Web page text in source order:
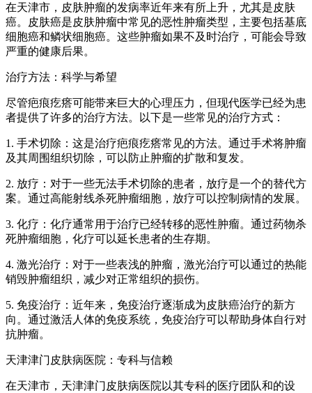
在天津市，皮肤肿瘤的发病率近年来有所上升，尤其是皮肤
癌。皮肤癌是皮肤肿瘤中常见的恶性肿瘤类型，主要包括基底
细胞癌和鳞状细胞癌。这些肿瘤如果不及时治疗，可能会导致
严重的健康后果。
治疗方法：科学与希望
尽管疤痕疙瘩可能带来巨大的心理压力，但现代医学已经为患
者提供了许多的治疗方法。以下是一些常见的治疗方式：
1. 手术切除：这是治疗疤痕疙瘩常见的方法。通过手术将肿瘤
及其周围组织切除，可以防止肿瘤的扩散和复发。
2. 放疗：对于一些无法手术切除的患者，放疗是一个的替代方
案。通过高能射线杀死肿瘤细胞，放疗可以控制病情的发展。
3. 化疗：化疗通常用于治疗已经转移的恶性肿瘤。通过药物杀
死肿瘤细胞，化疗可以延长患者的生存期。
4. 激光治疗：对于一些表浅的肿瘤，激光治疗可以通过的热能
销毁肿瘤组织，减少对正常组织的损伤。
5. 免疫治疗：近年来，免疫治疗逐渐成为皮肤癌治疗的新方
向。通过激活人体的免疫系统，免疫治疗可以帮助身体自行对
抗肿瘤。
天津津门皮肤病医院：专科与信赖
在天津市，天津津门皮肤病医院以其专科的医疗团队和的设